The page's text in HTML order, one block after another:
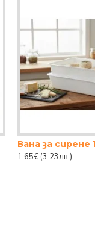
Вана за сирене
1.65€ (3.23лв.)